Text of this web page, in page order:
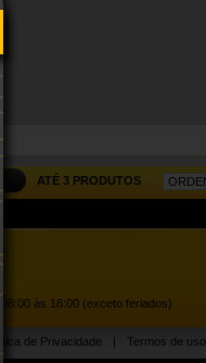
ATÉ 3 PRODUTOS
às 18:00 (exceto feriados)
de Privacidade | Termos de uso